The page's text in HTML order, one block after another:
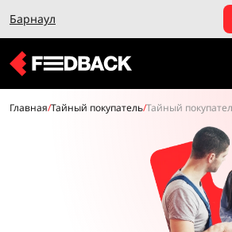
Барнаул
Главная/Тайный покупатель/Тайный